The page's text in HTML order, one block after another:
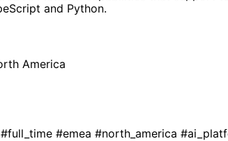
and Python.
America
#emea #north_america